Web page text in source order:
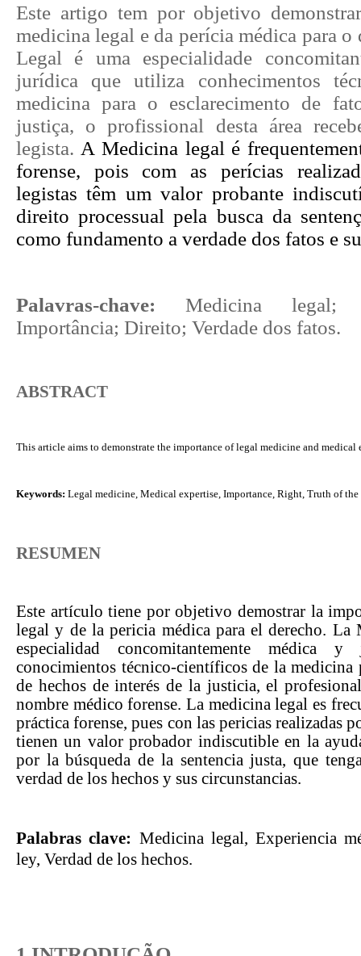
Este artigo tem por objetivo
medicina legal e da perícia médica para
Legal é uma especialidade
jurídica que utiliza conhecimentos
medicina para o esclarecimento de
justiça, o profissional desta área
legista. A Medicina legal é
forense, pois com as perícias
legistas têm um valor probante
direito processual pela busca da
como fundamento a verdade dos fatos e
Palavras-chave: Medicina legal;
Importância; Direito; Verdade dos fatos.
ABSTRACT
This article aims to demonstrate the importance of legal medicine and
Keywords: Legal medicine, Medical expertise, Importance, Right, Truth of the
RESUMEN
Este artículo tiene por objetivo demostrar la
legal y de la pericia médica para el derecho. La
especialidad concomitantemente médica
conocimientos técnico-científicos de la medicina
de hechos de interés de la justicia, el
nombre médico forense. La medicina legal es
práctica forense, pues con las pericias realizadas
tienen un valor probador indiscutible en la
por la búsqueda de la sentencia justa, que
verdad de los hechos y sus circunstancias.
Palabras clave: Medicina legal, Experiencia
ley, Verdad de los hechos.